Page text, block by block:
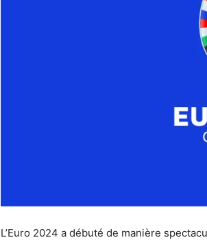
L’Euro 2024 a débuté de manière